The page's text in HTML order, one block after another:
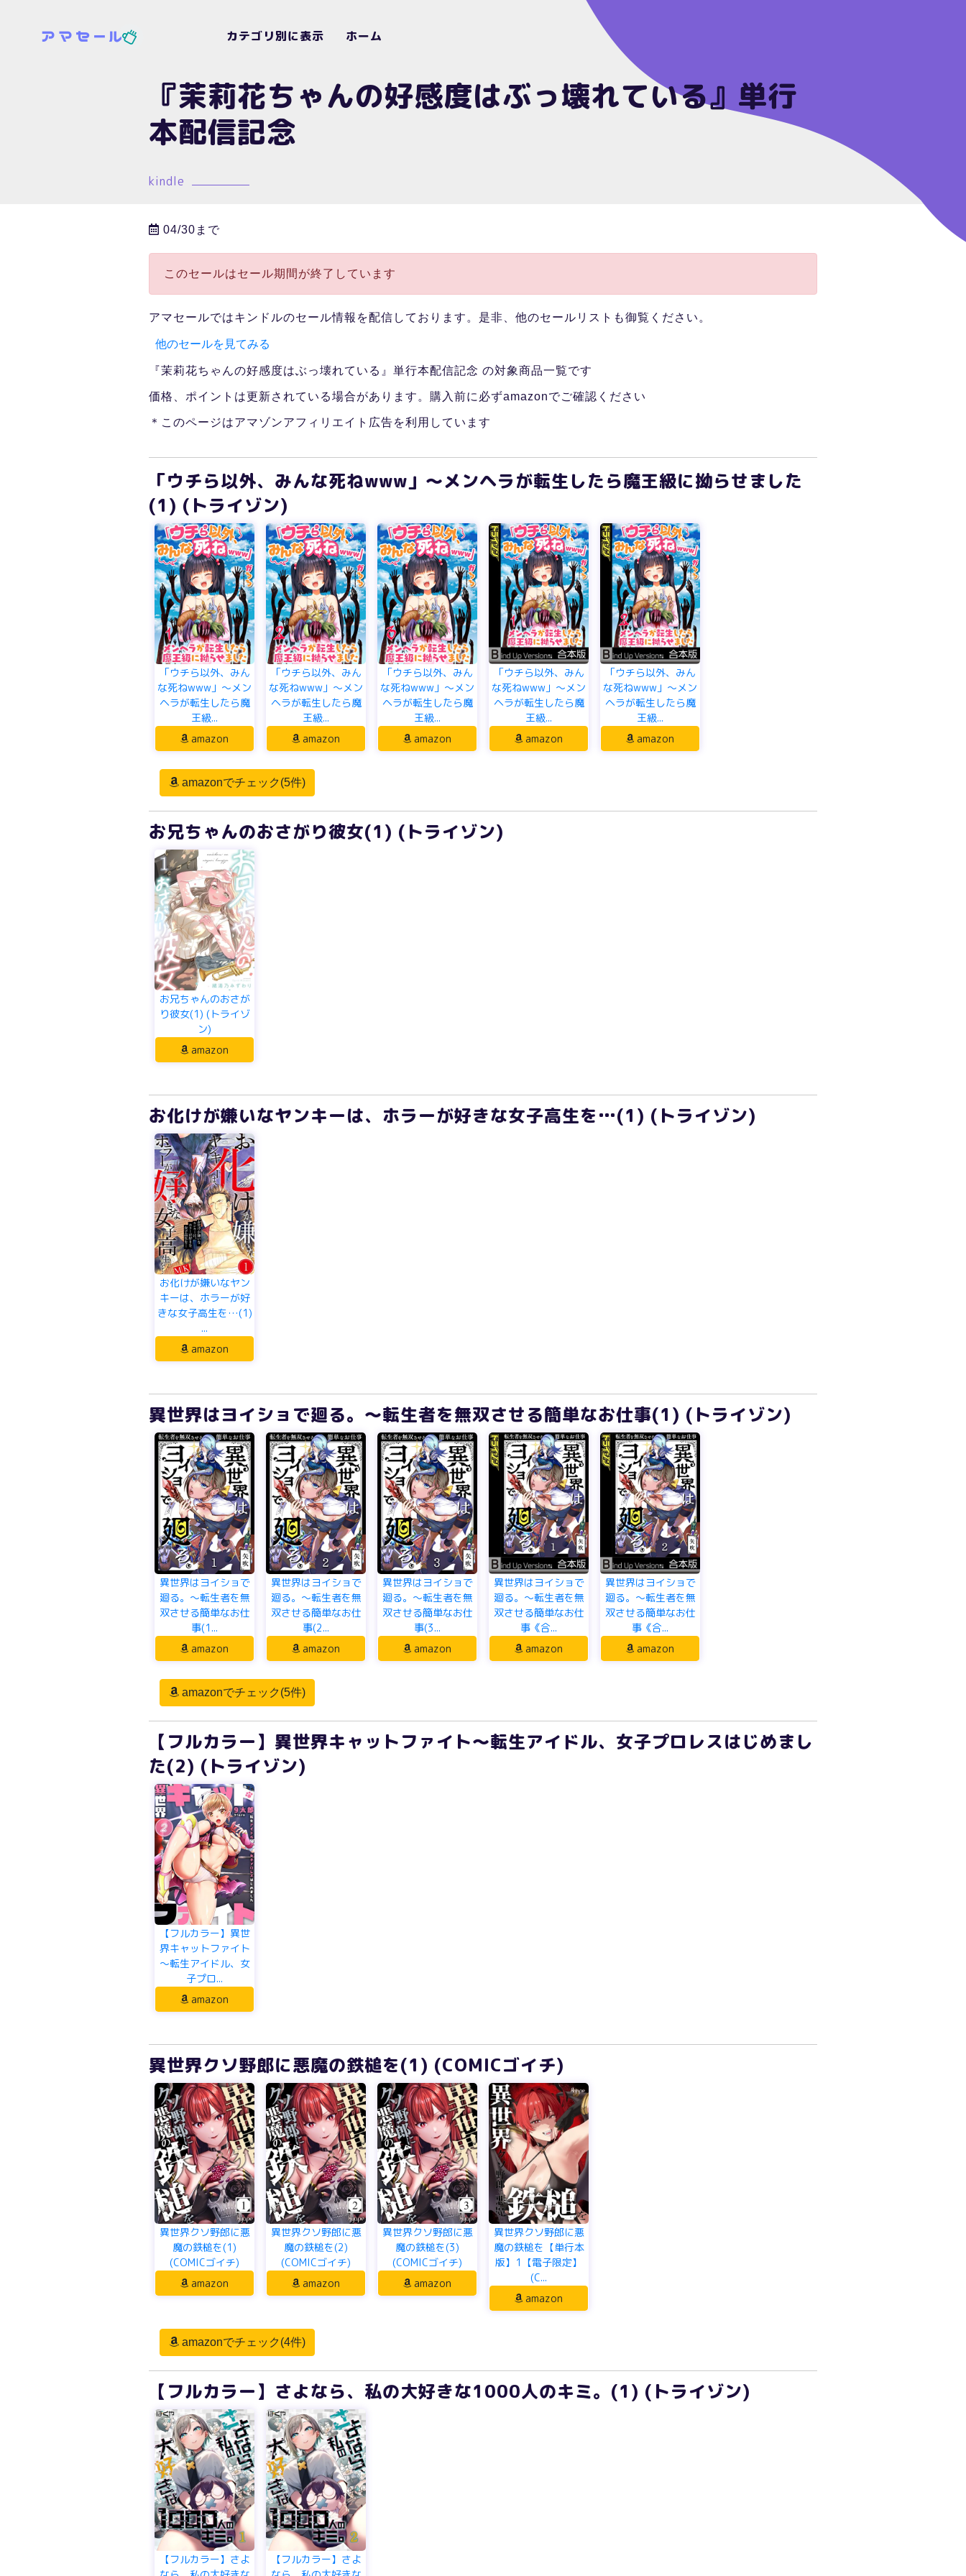
カテゴリ別に表示 ホーム
『茉莉花ちゃんの好感度はぶっ壊れている』単行
本配信記念
kindle
04/30まで
このセールはセール期間が終了しています
アマセールではキンドルのセール情報を配信しております。是非、他のセールリストも御覧ください。
他のセールを見てみる
『茉莉花ちゃんの好感度はぶっ壊れている』単行本配信記念 の対象商品一覧です
価格、ポイントは更新されている場合があります。購入前に必ずamazonでご確認ください
＊このページはアマゾンアフィリエイト広告を利用しています
「ウチら以外、みんな死ねwww」～メンヘラが転生したら魔王級に拗らせました
(1) (トライゾン)
「ウチら以外、みん
な死ねwww」～メン
ヘラが転生したら魔
王級...
amazon
「ウチら以外、みん
な死ねwww」～メン
ヘラが転生したら魔
王級...
amazon
「ウチら以外、みん
な死ねwww」～メン
ヘラが転生したら魔
王級...
amazon
「ウチら以外、みん
な死ねwww」～メン
ヘラが転生したら魔
王級...
amazon
「ウチら以外、みん
な死ねwww」～メン
ヘラが転生したら魔
王級...
amazon
amazonでチェック(5件)
お兄ちゃんのおさがり彼女(1) (トライゾン)
お兄ちゃんのおさが
り彼女(1) (トライゾ
ン)
amazon
お化けが嫌いなヤンキーは、ホラーが好きな女子高生を…(1) (トライゾン)
お化けが嫌いなヤン
キーは、ホラーが好
きな女子高生を…(1)
...
amazon
異世界はヨイショで廻る。～転生者を無双させる簡単なお仕事(1) (トライゾン)
異世界はヨイショで
廻る。～転生者を無
双させる簡単なお仕
事(1...
amazon
異世界はヨイショで
廻る。～転生者を無
双させる簡単なお仕
事(2...
amazon
異世界はヨイショで
廻る。～転生者を無
双させる簡単なお仕
事(3...
amazon
異世界はヨイショで
廻る。～転生者を無
双させる簡単なお仕
事《合...
amazon
異世界はヨイショで
廻る。～転生者を無
双させる簡単なお仕
事《合...
amazon
amazonでチェック(5件)
【フルカラー】異世界キャットファイト～転生アイドル、女子プロレスはじめまし
た(2) (トライゾン)
【フルカラー】異世
界キャットファイト
～転生アイドル、女
子プロ...
amazon
異世界クソ野郎に悪魔の鉄槌を(1) (COMICゴイチ)
異世界クソ野郎に悪
魔の鉄槌を(1)
(COMICゴイチ)
amazon
異世界クソ野郎に悪
魔の鉄槌を(2)
(COMICゴイチ)
amazon
異世界クソ野郎に悪
魔の鉄槌を(3)
(COMICゴイチ)
amazon
異世界クソ野郎に悪
魔の鉄槌を【単行本
版】1【電子限定】
(C...
amazon
amazonでチェック(4件)
【フルカラー】さよなら、私の大好きな1000人のキミ。(1) (トライゾン)
【フルカラー】さよ
【フルカラー】さよ